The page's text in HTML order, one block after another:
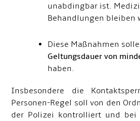
unabdingbar ist.
Behandlungen bleiben
Diese Maßnahmen
Geltungsdauer von
haben.
Insbesondere die
Personen-Regel soll von den
der Polizei kontrolliert und bei